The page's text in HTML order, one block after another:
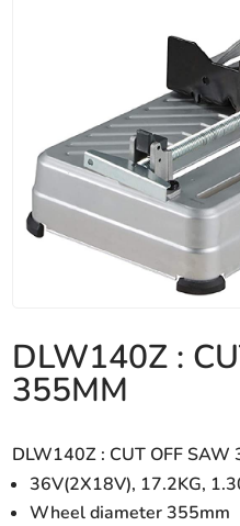
DLW140Z :
355MM
DLW140Z : CUT OFF SAW
36V(2X18V), 17.2KG,
Wheel diameter 355mm